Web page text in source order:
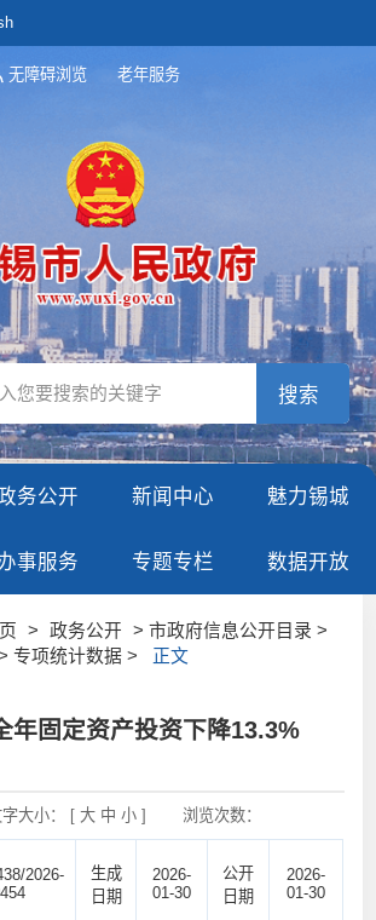
无障碍浏览 老年服务
务公开 新闻中心 魅力锡城
事服务 专题专栏 数据开放
> 政务公开
> 市政府信息公开目录 >
专项统计数据 >
正文
年固定资产投资下降13.3%
大小： [ 大 中 小] 浏览次数：
2026-
生成
日期
2026-
01-30
公开
日期
2026-
01-30